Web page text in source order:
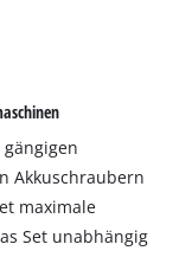
aus.
aus
2x 3 / 2x 4
mit E 6.3
Zusätzlich
aus robustem,
Akkuschraubern
maximale
Set unabhängig